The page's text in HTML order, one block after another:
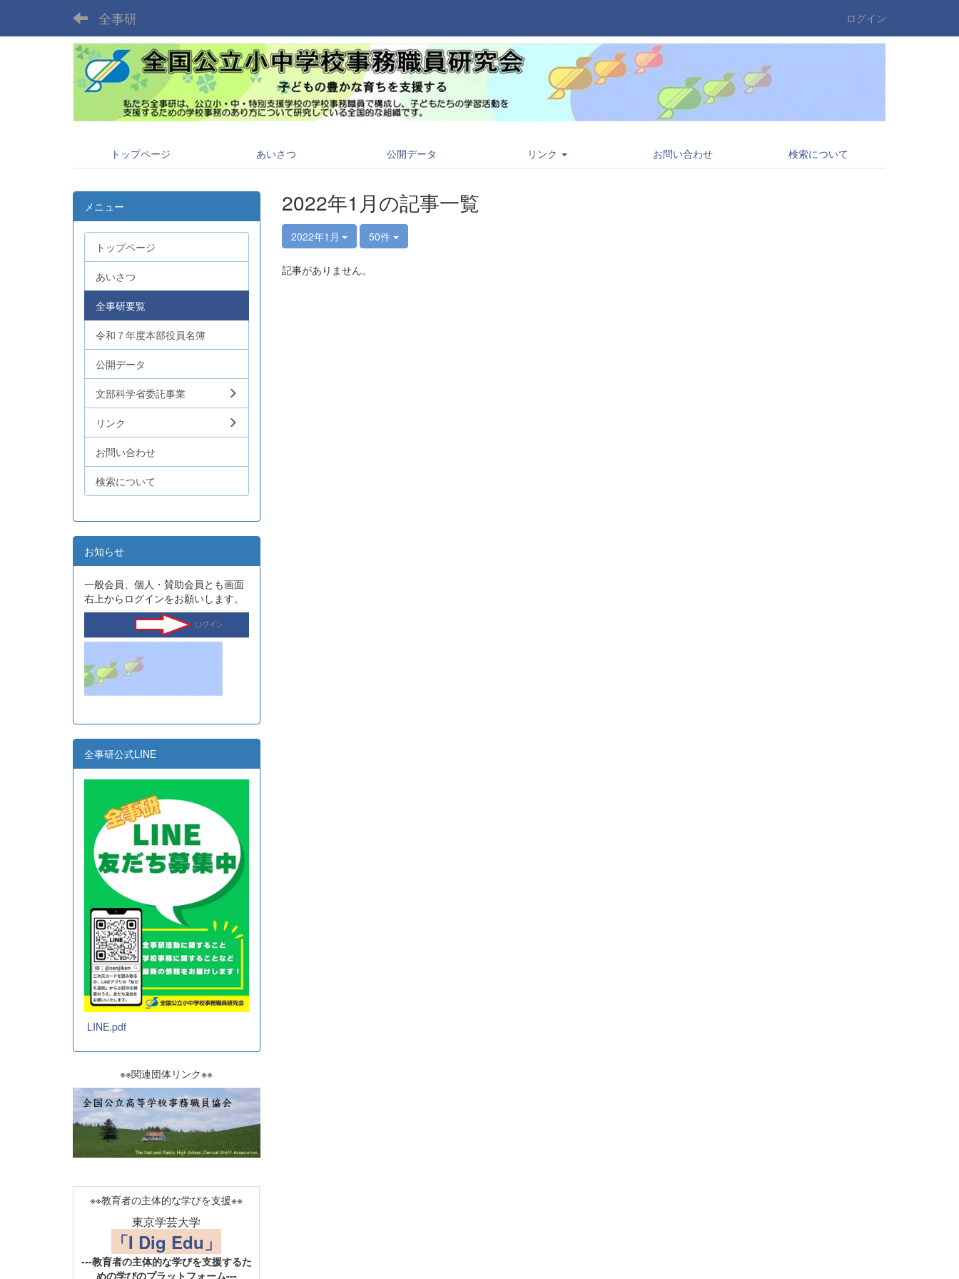
全事研 ログイン
トップページ あいさつ 公開データ リンク お問い合わせ 検索について
2022年1月の記事一覧
2022年1月 50件
記事がありません。
メニュー
トップページ
あいさつ
全事研要覧
令和７年度本部役員名簿
公開データ
文部科学省委託事業
リンク
お問い合わせ
検索について
お知らせ
一般会員、個人・賛助会員とも画面
右上からログインをお願いします。
全事研公式LINE
LINE.pdf
※※関連団体リンク※※
※※教育者の主体的な学びを支援※※
東京学芸大学
「I Dig Edu」
---教育者の主体的な学びを支援するた
めの学びのプラットフォーム---